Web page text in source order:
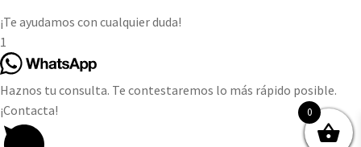
0
¡Te ayudamos con cualquier duda!
1
Haznos tu consulta. Te contestaremos lo más rápido posible.
¡Contacta!